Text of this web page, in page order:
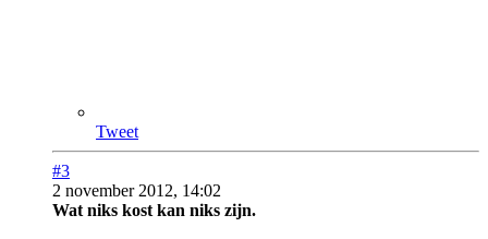
Tweet
#3
2 november 2012, 14:02
Wat niks kost kan niks zijn.